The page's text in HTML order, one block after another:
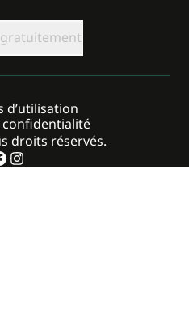
droits réservés.
d’utilisation